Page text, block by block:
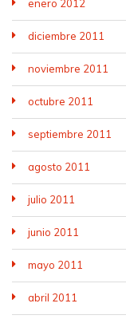
enero 2012
diciembre 2011
noviembre 2011
octubre 2011
septiembre 2011
agosto 2011
julio 2011
junio 2011
mayo 2011
abril 2011